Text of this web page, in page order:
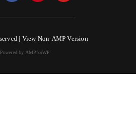
| View Non-AMP Version
Powered by AMPforWP